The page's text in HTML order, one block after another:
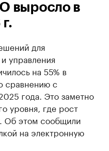
выросло в
для
управления
на 55% в
сравнению с
года. Это заметно
уровня, где рост
Об этом сообщили
на электронную